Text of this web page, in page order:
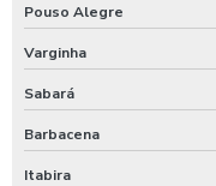
Maquina para lavar
Máquina para lavar carros
Pouso Alegre
Varginha
Sabará
Barbacena
Itabira